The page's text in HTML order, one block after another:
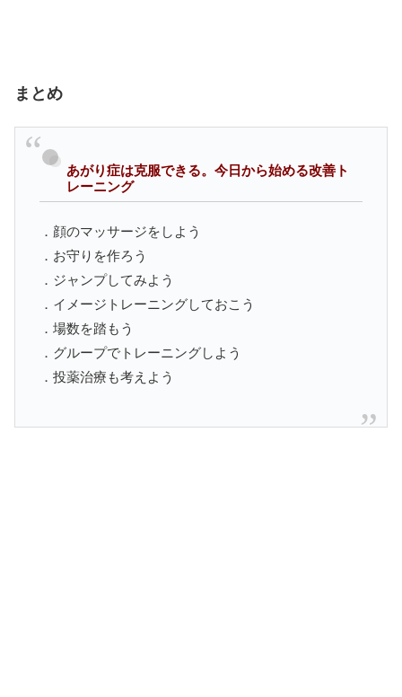
まとめ
あがり症は克服できる。今日から始める改善ト
レーニング
．顔のマッサージをしよう
．お守りを作ろう
．ジャンプしてみよう
．イメージトレーニングしておこう
．場数を踏もう
．グループでトレーニングしよう
．投薬治療も考えよう